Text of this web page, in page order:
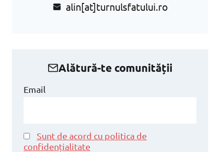
alin[at]turnulsfatului.ro
Alătură-te comunității
Email
Sunt de acord cu politica de
confidențialitate